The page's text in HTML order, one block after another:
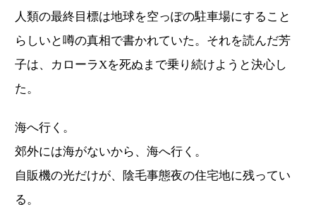
人類の最終目標は地球を空っぽの駐車場にすること
らしいと噂の真相で書かれていた。それを読んだ芳
子は、カローラXを死ぬまで乗り続けようと決心し
た。
海へ行く。
郊外には海がないから、海へ行く。
自販機の光だけが、陰毛事態夜の住宅地に残ってい
る。